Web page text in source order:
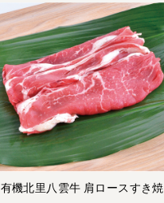
有機北里八雲牛 肩ロースすき焼